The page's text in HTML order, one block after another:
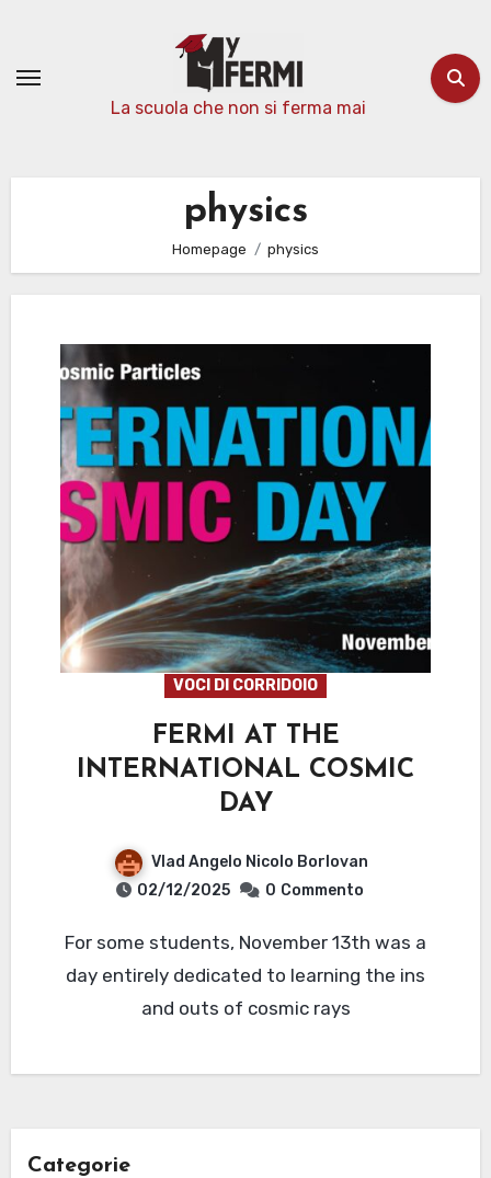
contenuto
La scuola che non si ferma mai
physics
Homepage physics
VOCI DI CORRIDOIO
FERMI AT THE
INTERNATIONAL COSMIC
DAY
Vlad Angelo Nicolo Borlovan
02/12/2025
0 Commento
For some students, November 13th was a
day entirely dedicated to learning the ins
and outs of cosmic rays
Categorie